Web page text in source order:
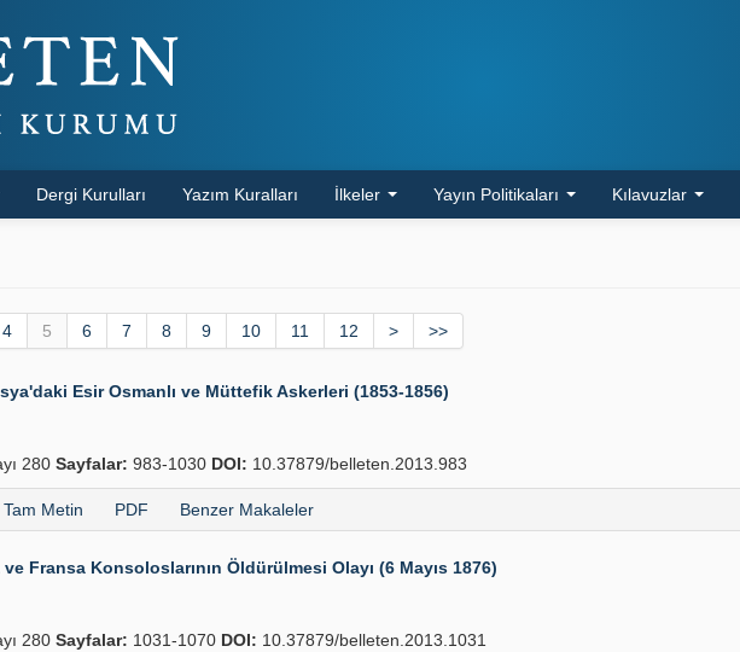
Dergi Kurulları Yazım Kuralları İlkeler Yayın Politikaları Kılavuzlar
4 5 6 7 8 9 10 11 12 > >>
Esir Osmanlı ve Müttefik Askerleri (1853-1856)
280 Sayfalar: 983-1030 DOI: 10.37879/belleten.2013.983
Tam Metin PDF Benzer Makaleler
Fransa Kon­soloslarının Öldürülmesi Olayı (6 Mayıs 1876)
280 Sayfalar: 1031-1070 DOI: 10.37879/belleten.2013.1031